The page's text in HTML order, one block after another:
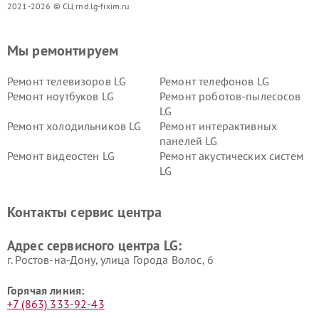
2021-2026 © СЦ rnd.lg-fixim.ru
Мы ремонтируем
Ремонт телевизоров LG
Ремонт телефонов LG
Ремонт ноутбуков LG
Ремонт роботов-пылесосов
LG
Ремонт холодильников LG
Ремонт интерактивных
панелей LG
Ремонт видеостен LG
Ремонт акустических систем
LG
Ремонт морозильных камер
Ремонт вертикальных
Контакты сервис центра
Адрес сервисного центра LG:
г. Ростов-на-Дону, улица Города Волос, 6
Горячая линия:
+7 (863) 333-92-43